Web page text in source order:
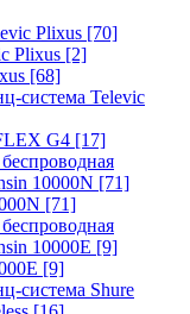
Plixus [70]
Plixus [2]
[68]
система Televic
G4 [17]
10000N [71]
[71]
10000E [9]
[9]
система Shure